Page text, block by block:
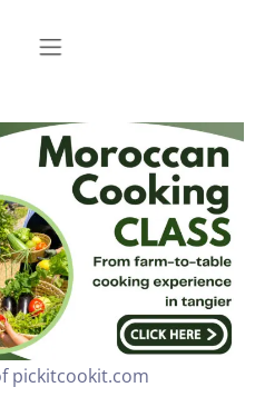
Home
About
Apartments
Our Top Experiences
pickitcookit.com